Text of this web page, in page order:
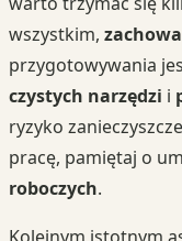
wszystkim,
przygotowywania
czystych narzędzi i
ryzyko
pracę, pamiętaj o
roboczych.